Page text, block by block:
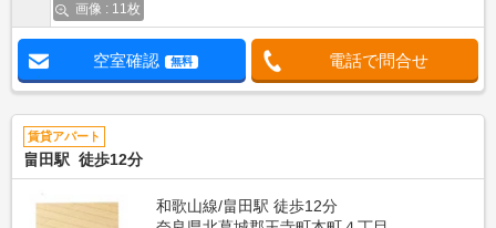
画像 : 11枚
空室確認 無料 電話で問合せ
賃貸アパート
畠田駅 徒歩12分
和歌山線/畠田駅 徒歩12分